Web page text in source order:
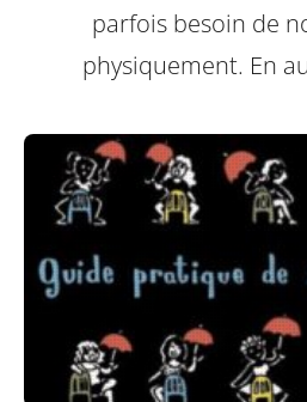
parfois besoin de
physiquement. En